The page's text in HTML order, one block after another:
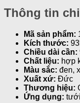
Thông tin
Mã sản phẩm:
Kích thước:
Chiều dài cần:
Chất liệu: hợp
Màu sắc: đen,
Xuất xứ: Đức
Thương hiệu:
Ứng dụng: